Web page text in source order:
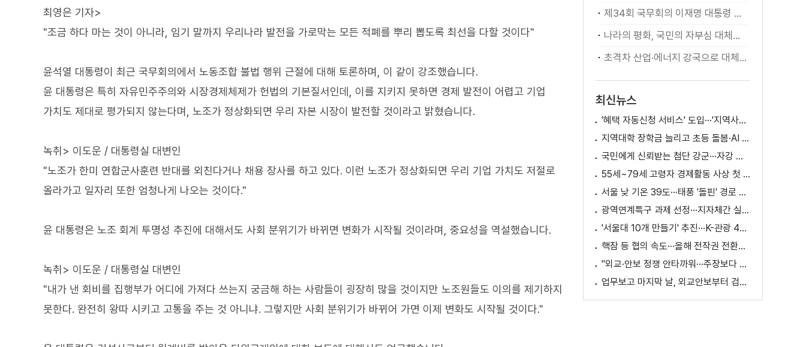
최영은 기자>
"조금 하다 마는 것이 아니라, 임기 말까지 우리나라 발전을 가로막는 모든 적폐를 뿌리 뽑도록 최선을 다할 것이다"
윤석열 대통령이 최근 국무회의에서 노동조합 불법 행위 근절에 대해 토론하며, 이 같이 강조했습니다.
윤 대통령은 특히 자유민주주의와 시장경제체제가 헌법의 기본질서인데, 이를 지키지 못하면 경제 발전이 어렵고 기업
가치도 제대로 평가되지 않는다며, 노조가 정상화되면 우리 자본 시장이 발전할 것이라고 밝혔습니다.
녹취> 이도운 / 대통령실 대변인
"노조가 한미 연합군사훈련 반대를 외친다거나 채용 장사를 하고 있다. 이런 노조가 정상화되면 우리 기업 가치도 저절로
올라가고 일자리 또한 엄청나게 나오는 것이다."
윤 대통령은 노조 회계 투명성 추진에 대해서도 사회 분위기가 바뀌면 변화가 시작될 것이라며, 중요성을 역설했습니다.
녹취> 이도운 / 대통령실 대변인
"내가 낸 회비를 집행부가 어디에 가져다 쓰는지 궁금해 하는 사람들이 굉장히 많을 것이지만 노조원들도 이의를 제기하지
못한다. 완전히 왕따 시키고 고통을 주는 것 아니냐. 그렇지만 사회 분위기가 바뀌어 가면 이제 변화도 시작될 것이다."
제34회 국무회의 이재명 대통령 모두발언
나라의 평화, 국민의 자부심 대체불가 대한민국 이재명 대통령 모두말씀
초격차 산업·에너지 강국으로 대체불가 대한민국 이재명 대통령 모두말씀
최신뉴스
'혜택 자동신청 서비스' 도입···'지역사랑상품권' 발행 확대
지역대학 장학금 늘리고 초등 돌봄·AI 교육 확대
국민에게 신뢰받는 첨단 강군···자강 국방·미래 전력 강화
55세~79세 고령자 경제활동 사상 첫 1천만 명 돌파
서울 낮 기온 39도···태풍 '돌핀' 경로 변수
광역연계특구 과제 선정···지자체간 실증 협력 확대
'서울대 10개 만들기' 추진···K-관광 4천만 시대 준비
핵잠 등 협의 속도···올해 전작권 전환시기 결정 추진
"외교·안보 정쟁 안타까워···주장보다 실천 중요"
업무보고 마지막 날, 외교안보부터 검경까지